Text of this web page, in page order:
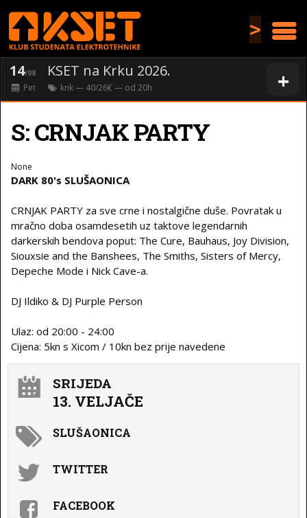
>
+
14/08 KSET na Krku 2026.
Pet knk— 40/26€ — od 20h
S: CRNJAK PARTY
None
DARK 80's SLUŠAONICA
CRNJAK PARTY za sve crne i nostalgične duše. Povratak u
mračno doba osamdesetih uz taktove legendarnih
darkerskih bendova poput: The Cure, Bauhaus, Joy Division,
Siouxsie and the Banshees, The Smiths, Sisters of Mercy,
Depeche Mode i Nick Cave-a.
DJ Ildiko & DJ Purple Person
Ulaz: od 20:00 - 24:00
Cijena: 5kn s Xicom / 10kn bez prije navedene
SRIJEDA
13. VELJAČE
SLUŠAONICA
TWITTER
FACEBOOK